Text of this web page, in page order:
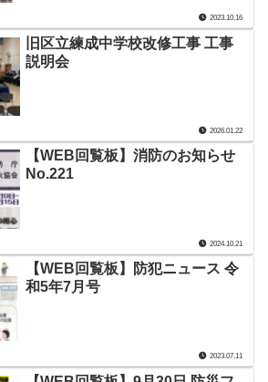
2023.10.16
旧区立練成中学校改修工事 工事
説明会
2026.01.22
【WEB回覧板】消防のお知らせ
No.221
2024.10.21
【WEB回覧板】防犯ニュース 令
和5年7月号
2023.07.11